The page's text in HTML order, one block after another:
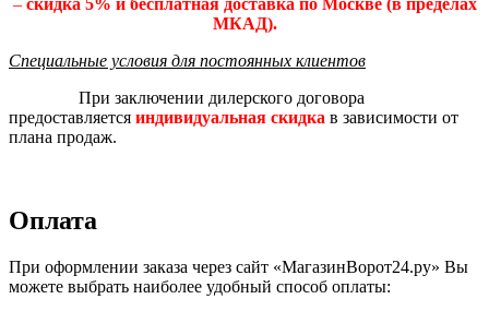
МКАД).
Специальные условия для постоянных клиентов
При заключении дилерского договора
предоставляется индивидуальная скидка в зависимости от
плана продаж.
Оплата
При оформлении заказа через сайт «МагазинВорот24.ру» Вы
можете выбрать наиболее удобный способ оплаты: